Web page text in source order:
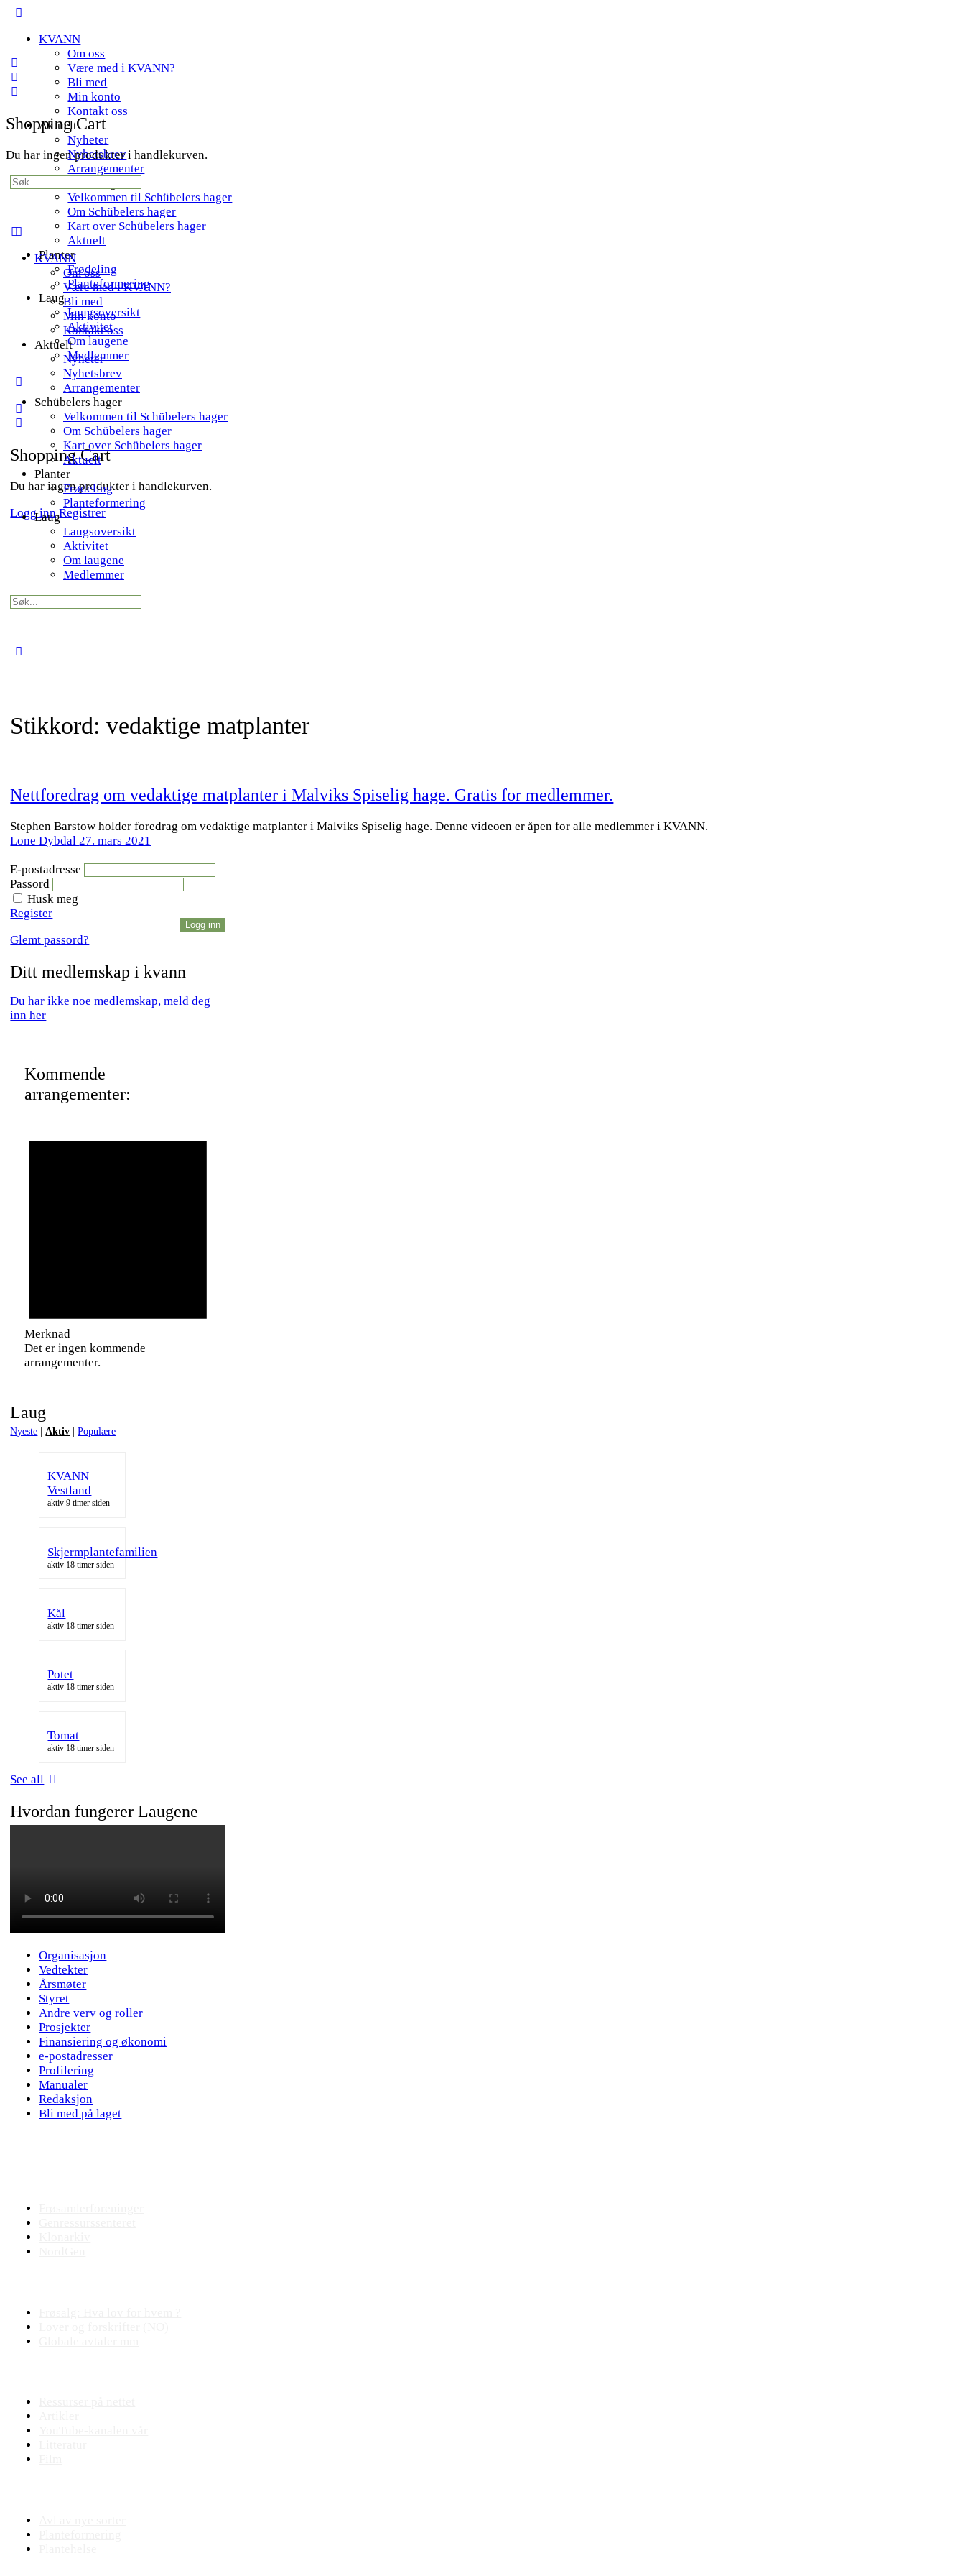
Panel
KVANN
Om oss
Være med i KVANN?
Bli med
Min konto
Kontakt oss
Aktuelt
Nyheter
Nyhetsbrev
Arrangementer
Velkommen til Schübelers hager
Om Schübelers hager
Kart over Schübelers hager
Aktuelt
Planter
Frødeling
Planteformering
Laug
Laugsoversikt
Aktivitet
Om laugene
Medlemmer
options
Shopping Cart
Du har ingen produkter i handlekurven.
Logg inn Registrer
Shopping Cart
Du har ingen produkter i handlekurven.
Search
KVANN
Om oss
Være med i KVANN?
Bli med
Min konto
Kontakt oss
Aktuelt
Nyheter
Nyhetsbrev
Arrangementer
Schübelers hager
Velkommen til Schübelers hager
Om Schübelers hager
Kart over Schübelers hager
Aktuelt
Planter
Frødeling
Planteformering
Laug
Laugsoversikt
Aktivitet
Om laugene
Medlemmer
Search
Stikkord:vedaktige matplanter
Nettforedrag om vedaktige matplanter i Malviks Spiselig hage. Gratis for medlemmer.
Stephen Barstow holder foredrag om vedaktige matplanter i Malviks Spiselig hage. Denne videoen er åpen for alle medlemmer i KVANN.
Lone Dybdal27. mars 2021
E-postadresse
Passord
Husk meg
Register
Glemt passord?
Ditt medlemskap i kvann
Du har ikke noe medlemskap, meld deg
inn her
Kommende
arrangementer:
Merknad
Det er ingen kommende
arrangementer.
Laug
Nyeste | Aktiv | Populære
KVANN
Vestland
aktiv 9 timer siden
Skjermplantefamilien
aktiv 18 timer siden
Kål
aktiv 18 timer siden
Potet
aktiv 18 timer siden
Tomat
aktiv 18 timer siden
See all
Hvordan fungerer Laugene
Organisasjon
Vedtekter
Årsmøter
Styret
Andre verv og roller
Prosjekter
Finansiering og økonomi
e-postadresser
Profilering
Manualer
Redaksjon
Bli med på laget